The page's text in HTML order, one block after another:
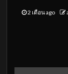
2 เดือน ago